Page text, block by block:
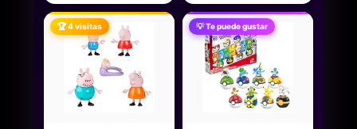
PARA HOMBRES, DÍA
DEL PADRE. DISEÑO
ESCUDO GETAFE C.F EN
METACRILATO
MULTICOLORES DE
SUPERHÉROES PARA
NIÑOS | HULK CAPITÁN
AMÉRICA IRON MAN
THOR CALZADO
GRÁFICO | CÓMODO
JUEGO PARA NIÑOS
🏆 4 visitas 💡 Te puede gustar